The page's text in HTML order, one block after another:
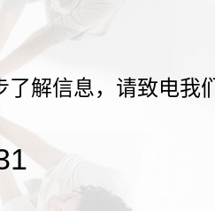
了解信息，请致电我